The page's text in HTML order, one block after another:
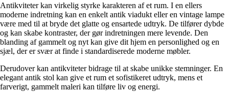
Antikviteter kan virkelig styrke karakteren af et rum. I en ellers
moderne indretning kan en enkelt antik viadukt eller en vintage lampe
være med til at bryde det glatte og ensartede udtryk. De tilfører dybde
og kan skabe kontraster, der gør indretningen mere levende. Den
blanding af gammelt og nyt kan give dit hjem en personlighed og en
sjæl, der er svær at finde i standardiserede moderne møbler.
Derudover kan antikviteter bidrage til at skabe unikke stemninger. En
elegant antik stol kan give et rum et sofistikeret udtryk, mens et
farverigt, gammelt maleri kan tilføre liv og energi.